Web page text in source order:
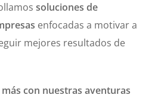
soluciones de
enfocadas a motivar a
mejores resultados de
con nuestras aventuras